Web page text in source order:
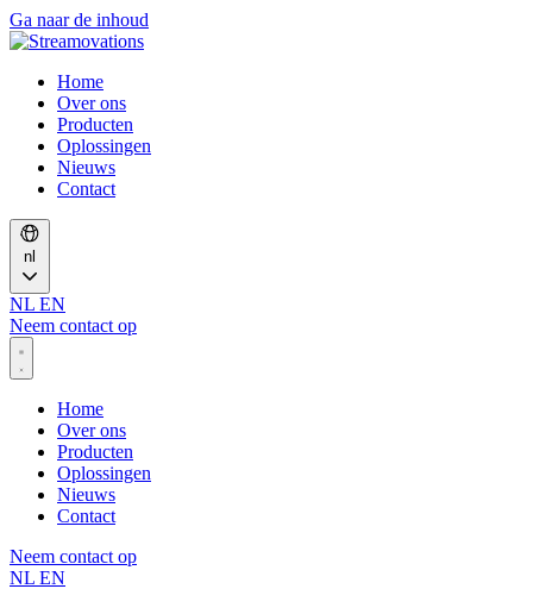
Ga naar de inhoud
Home
Over ons
Producten
Oplossingen
Nieuws
Contact
nl
NL EN
Neem contact op
Home
Over ons
Producten
Oplossingen
Nieuws
Contact
Neem contact op
NL EN